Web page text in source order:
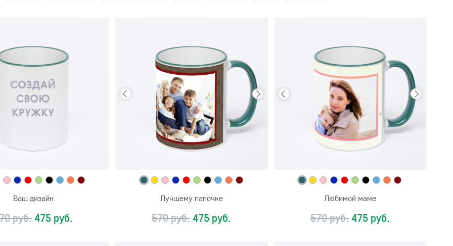
Ваш дизайн
руб.475 руб.
Лучшему папочке
570 руб.475 руб.
Любимой маме
570 руб.475 руб.